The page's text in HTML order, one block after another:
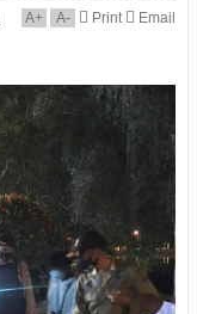
A+ A- Print
Email